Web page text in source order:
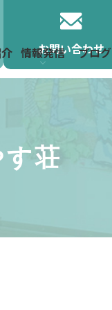
お問い合わせ
情報発信 ブログ
荘